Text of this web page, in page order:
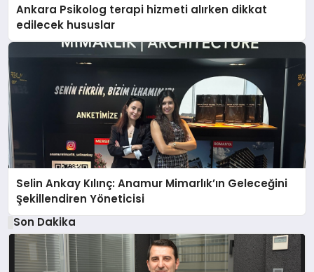
Ankara Psikolog terapi hizmeti alırken dikkat
edilecek hususlar
Selin Ankay Kılınç: Anamur Mimarlık’ın Geleceğini
Şekillendiren Yöneticisi
Son Dakika